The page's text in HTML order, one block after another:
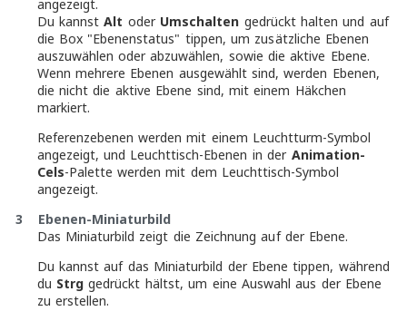
angezeigt.
Du kannstAlt oder Umschalten gedrückt halten und auf
die Box "Ebenenstatus" tippen, um zusätzliche Ebenen
auszuwählen oder abzuwählen, sowie die aktive Ebene.
Wenn mehrere Ebenen ausgewählt sind, werden Ebenen,
die nicht die aktive Ebene sind, mit einem Häkchen
markiert.
Referenzebenen werden mit einem Leuchtturm-Symbol
angezeigt, und Leuchttisch-Ebenen in der Animation-
Cels-Palette werden mit dem Leuchttisch-Symbol
angezeigt.
3 Ebenen-Miniaturbild
Das Miniaturbild zeigt die Zeichnung auf der Ebene.
Du kannst auf das Miniaturbild der Ebene tippen, während
du Strggedrückt hältst, um eine Auswahl aus der Ebene
zu erstellen.